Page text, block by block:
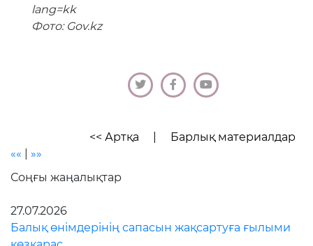
lang=kk
Фото: Gov.kz
<< Артқа
Барлық материалдар
««
»»
Соңғы жаңалықтар
27.07.2026
Балық өнімдерінің сапасын жақсартуға ғылыми